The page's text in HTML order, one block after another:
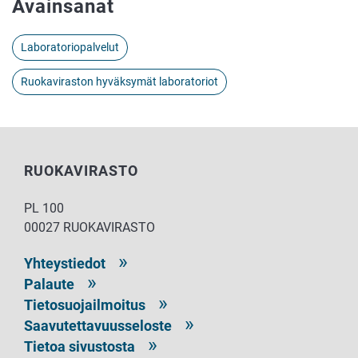
Avainsanat
Laboratoriopalvelut
Ruokaviraston hyväksymät laboratoriot
RUOKAVIRASTO
PL 100
00027 RUOKAVIRASTO
Yhteystiedot
Palaute
Tietosuojailmoitus
Saavutettavuusseloste
Tietoa sivustosta